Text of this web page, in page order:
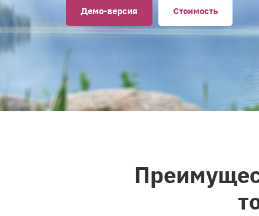
Демо-версия Стоимость